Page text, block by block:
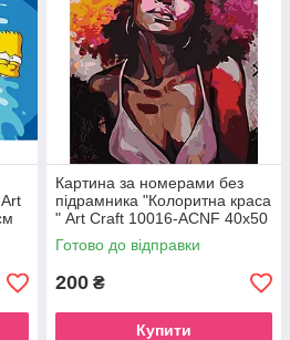
Картина за номерами без
підрамника "Колоритна краса
" Art Craft 10016-ACNF 40х50
см
Готово до відправки
200 ₴
Купити